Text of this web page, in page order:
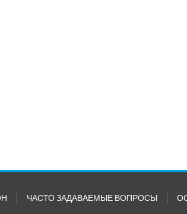
ЧАСТО ЗАДАВАЕМЫЕ ВОПРОСЫ